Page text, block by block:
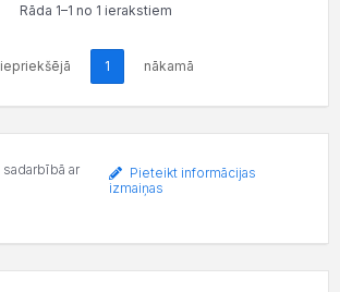
Rāda 1–1 no 1 ierakstiem
iepriekšējā 1 nākamā
sadarbībā ar
Pieteikt informācijas
izmaiņas